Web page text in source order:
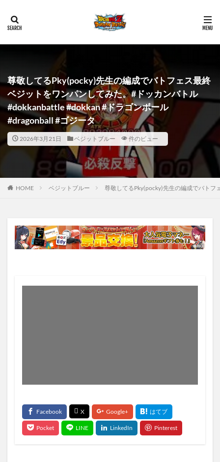
尊敬してるPky(pocky)先生の編成でバトフェス最終
ベジットをワンパンしてみた。#ドッカンバトル
#dokkanbattle #dokkan #ドラゴンボール
#dragonball #ゴジータ
2026年3月21日 ベジットブルー 件のビュー
HOME ベジットブルー 尊敬してるPky(pocky)先生の編成でバトフ